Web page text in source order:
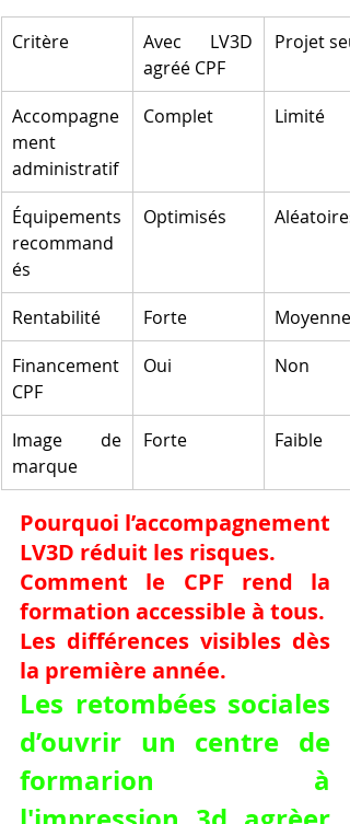
Critère
Avec LV3D
agréé CPF
Projet seul
Accompagne
ment
administratif
Complet Limité
Équipements
recommand
és
Optimisés Aléatoires
Rentabilité Forte
Moyenne
Financement
CPF
Oui Non
Image de
marque
Forte Faible
Pourquoi l’accompagnement
LV3D réduit les risques.
Comment le CPF rend la
formation accessible à tous.
Les différences visibles dès
la première année.
Les retombées sociales
d’ouvrir un centre de
formarion à